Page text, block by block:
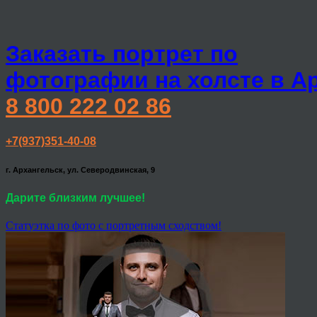
Заказать портрет по
фотографии на холсте в
8 800 222 02 86
+7(937)351-40-08
г. Архангельск, ул. Северодвинская, 9
Дарите близким лучшее!
Статуэтка по фото с портретным сходством!